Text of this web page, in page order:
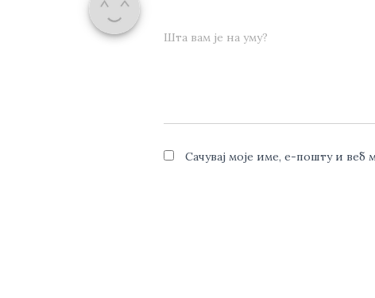
Шта вам је на уму?
Сачувај моје име, е-пошту и веб